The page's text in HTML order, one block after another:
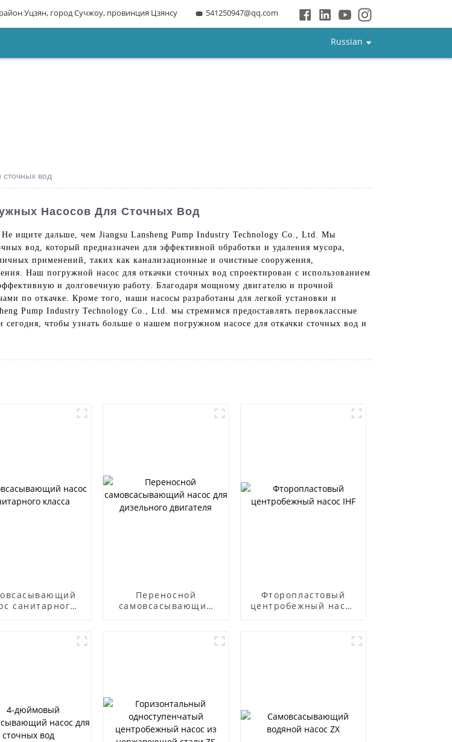
Уцзян, город Сучжоу, провинция Цзянсу 541250947@qq.com
Russian
вод
Насосов Для Сточных Вод
ищите дальше, чем Jiangsu Lansheng Pump Industry Technology Co., Ltd. Мы
вод, который предназначен для эффективной обработки и удаления мусора,
применений, таких как канализационные и очистные сооружения,
Наш погружной насос для откачки сточных вод спроектирован с использованием
и долговечную работу. Благодаря мощному двигателю и прочной
по откачке. Кроме того, наши насосы разработаны для легкой установки и
Pump Industry Technology Co., Ltd. мы стремимся предоставлять первоклассные
чтобы узнать больше о нашем погружном насосе для откачки сточных вод и
санитарного
Переносной
самовсасывающий
Фторопластовый
центробежный насос